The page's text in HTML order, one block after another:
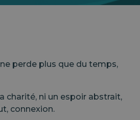
perde plus que du temps,
charité, ni un espoir abstrait,
connexion.